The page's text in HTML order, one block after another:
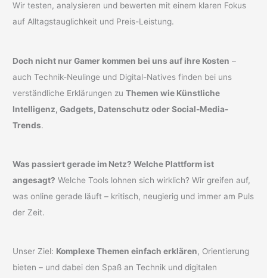
Wir testen, analysieren und bewerten mit einem klaren Fokus
auf Alltagstauglichkeit und Preis-Leistung.
Doch nicht nur Gamer kommen bei uns auf ihre Kosten –
auch Technik-Neulinge und Digital-Natives finden bei uns
verständliche Erklärungen zuThemen wie Künstliche
Intelligenz, Gadgets, Datenschutz oder Social-Media-
Trends.
Was passiert gerade im Netz? Welche Plattform ist
angesagt? Welche Tools lohnen sich wirklich? Wir greifen auf,
was online gerade läuft – kritisch, neugierig und immer am Puls
der Zeit.
Unser Ziel: Komplexe Themen einfach erklären, Orientierung
bieten – und dabei den Spaß an Technik und digitalen